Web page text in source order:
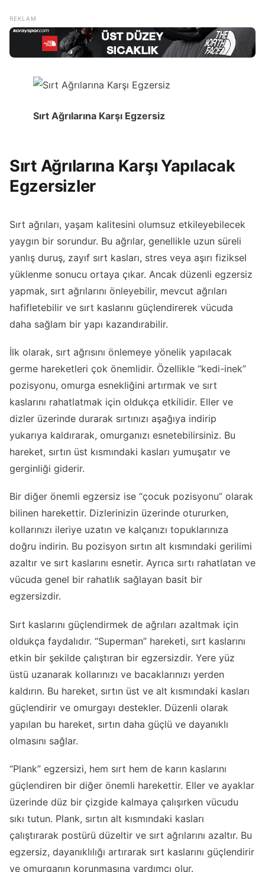
Sırt Ağrılarına Karşı Egzersiz
Sırt Ağrılarına Karşı Yapılacak
Egzersizler
Sırt ağrıları, yaşam kalitesini olumsuz etkileyebilecek
yaygın bir sorundur. Bu ağrılar, genellikle uzun süreli
yanlış duruş, zayıf sırt kasları, stres veya aşırı fiziksel
yüklenme sonucu ortaya çıkar. Ancak düzenli egzersiz
yapmak, sırt ağrılarını önleyebilir, mevcut ağrıları
hafifletebilir ve sırt kaslarını güçlendirerek vücuda
daha sağlam bir yapı kazandırabilir.
İlk olarak, sırt ağrısını önlemeye yönelik yapılacak
germe hareketleri çok önemlidir. Özellikle “kedi-inek”
pozisyonu, omurga esnekliğini artırmak ve sırt
kaslarını rahatlatmak için oldukça etkilidir. Eller ve
dizler üzerinde durarak sırtınızı aşağıya indirip
yukarıya kaldırarak, omurganızı esnetebilirsiniz. Bu
hareket, sırtın üst kısmındaki kasları yumuşatır ve
gerginliği giderir.
Bir diğer önemli egzersiz ise “çocuk pozisyonu” olarak
bilinen harekettir. Dizlerinizin üzerinde otururken,
kollarınızı ileriye uzatın ve kalçanızı topuklarınıza
doğru indirin. Bu pozisyon sırtın alt kısmındaki gerilimi
azaltır ve sırt kaslarını esnetir. Ayrıca sırtı rahatlatan ve
vücuda genel bir rahatlık sağlayan basit bir
egzersizdir.
Sırt kaslarını güçlendirmek de ağrıları azaltmak için
oldukça faydalıdır. “Superman” hareketi, sırt kaslarını
etkin bir şekilde çalıştıran bir egzersizdir. Yere yüz
üstü uzanarak kollarınızı ve bacaklarınızı yerden
kaldırın. Bu hareket, sırtın üst ve alt kısmındaki kasları
güçlendirir ve omurgayı destekler. Düzenli olarak
yapılan bu hareket, sırtın daha güçlü ve dayanıklı
olmasını sağlar.
“Plank” egzersizi, hem sırt hem de karın kaslarını
güçlendiren bir diğer önemli harekettir. Eller ve ayaklar
üzerinde düz bir çizgide kalmaya çalışırken vücudu
sıkı tutun. Plank, sırtın alt kısmındaki kasları
çalıştırarak postürü düzeltir ve sırt ağrılarını azaltır. Bu
egzersiz, dayanıklılığı artırarak sırt kaslarını güçlendirir
ve omurganın korunmasına yardımcı olur.